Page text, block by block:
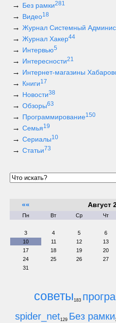
Без рамки281
Видео18
Журнал Системный
Журнал Хакер44
Интервью5
Интересности21
Интернет-магазины
Книги17
Новости38
Обзоры63
Программирование150
Семья19
Сериалы10
Статьи 73
«« Август
Пн Вт Ср Чт
3
4 5 6
10
11 12 13
17
18 19 20
24
25 26 27
31
советы183
spider_net129 Без рамки